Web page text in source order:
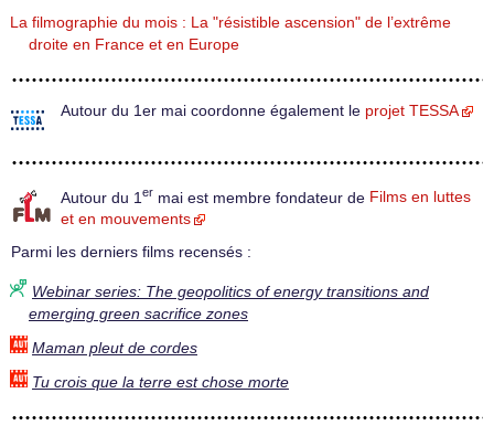
La filmographie du mois : La "résistible ascension" de l’extrême
droite en France et en Europe
Autour du 1er mai coordonne également le projet TESSA
Autour du 1 er mai est membre fondateur de Films en luttes
et en mouvements
Parmi les derniers films recensés :
Webinar series: The geopolitics of energy transitions and
emerging green sacrifice zones
Maman pleut de cordes
Tu crois que la terre est chose morte